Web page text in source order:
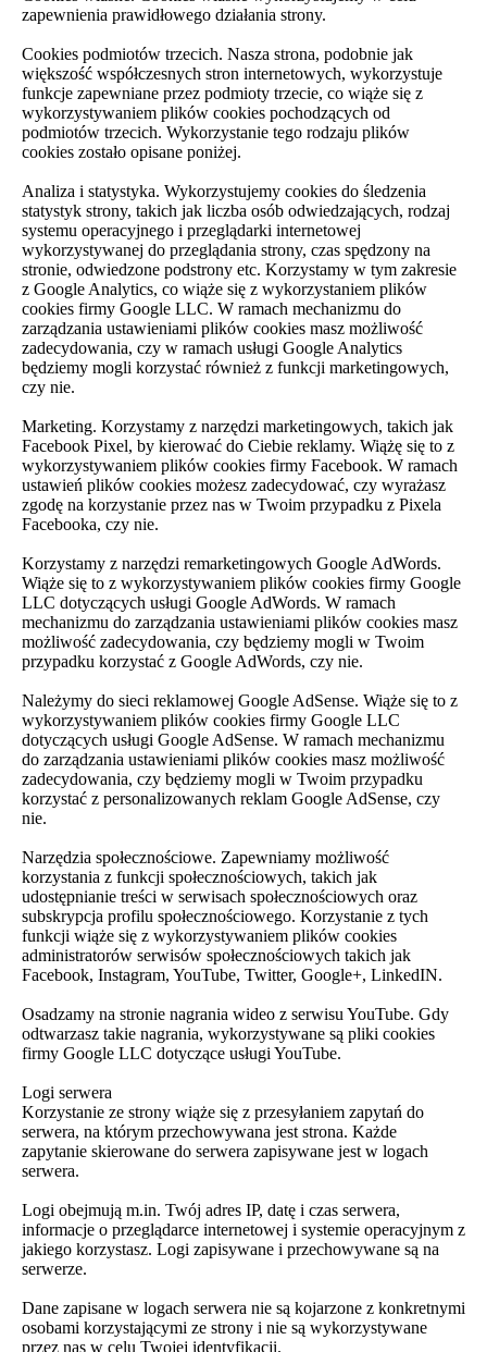
zapewnienia prawidłowego działania strony.
Cookies podmiotów trzecich. Nasza strona, podobnie jak
większość współczesnych stron internetowych, wykorzystuje
funkcje zapewniane przez podmioty trzecie, co wiąże się z
wykorzystywaniem plików cookies pochodzących od
podmiotów trzecich. Wykorzystanie tego rodzaju plików
cookies zostało opisane poniżej.
Analiza i statystyka. Wykorzystujemy cookies do śledzenia
statystyk strony, takich jak liczba osób odwiedzających, rodzaj
systemu operacyjnego i przeglądarki internetowej
wykorzystywanej do przeglądania strony, czas spędzony na
stronie, odwiedzone podstrony etc. Korzystamy w tym zakresie
z Google Analytics, co wiąże się z wykorzystaniem plików
cookies firmy Google LLC. W ramach mechanizmu do
zarządzania ustawieniami plików cookies masz możliwość
zadecydowania, czy w ramach usługi Google Analytics
będziemy mogli korzystać również z funkcji marketingowych,
czy nie.
Marketing. Korzystamy z narzędzi marketingowych, takich jak
Facebook Pixel, by kierować do Ciebie reklamy. Wiążę się to z
wykorzystywaniem plików cookies firmy Facebook. W ramach
ustawień plików cookies możesz zadecydować, czy wyrażasz
zgodę na korzystanie przez nas w Twoim przypadku z Pixela
Facebooka, czy nie.
Korzystamy z narzędzi remarketingowych Google AdWords.
Wiąże się to z wykorzystywaniem plików cookies firmy Google
LLC dotyczących usługi Google AdWords. W ramach
mechanizmu do zarządzania ustawieniami plików cookies masz
możliwość zadecydowania, czy będziemy mogli w Twoim
przypadku korzystać z Google AdWords, czy nie.
Należymy do sieci reklamowej Google AdSense. Wiąże się to z
wykorzystywaniem plików cookies firmy Google LLC
dotyczących usługi Google AdSense. W ramach mechanizmu
do zarządzania ustawieniami plików cookies masz możliwość
zadecydowania, czy będziemy mogli w Twoim przypadku
korzystać z personalizowanych reklam Google AdSense, czy
nie.
Narzędzia społecznościowe. Zapewniamy możliwość
korzystania z funkcji społecznościowych, takich jak
udostępnianie treści w serwisach społecznościowych oraz
subskrypcja profilu społecznościowego. Korzystanie z tych
funkcji wiąże się z wykorzystywaniem plików cookies
administratorów serwisów społecznościowych takich jak
Facebook, Instagram, YouTube, Twitter, Google+, LinkedIN.
Osadzamy na stronie nagrania wideo z serwisu YouTube. Gdy
odtwarzasz takie nagrania, wykorzystywane są pliki cookies
firmy Google LLC dotyczące usługi YouTube.
Logi serwera
Korzystanie ze strony wiąże się z przesyłaniem zapytań do
serwera, na którym przechowywana jest strona. Każde
zapytanie skierowane do serwera zapisywane jest w logach
serwera.
Logi obejmują m.in. Twój adres IP, datę i czas serwera,
informacje o przeglądarce internetowej i systemie operacyjnym z
jakiego korzystasz. Logi zapisywane i przechowywane są na
serwerze.
Dane zapisane w logach serwera nie są kojarzone z konkretnymi
osobami korzystającymi ze strony i nie są wykorzystywane
przez nas w celu Twojej identyfikacji.